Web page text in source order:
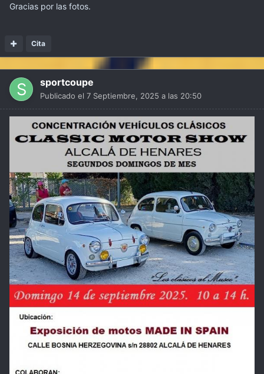
Gracias por las fotos.
Cita
sportcoupe
Publicado el 7 Septiembre, 2025 a las 20:50